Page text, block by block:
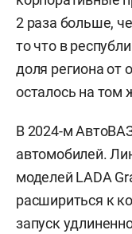
2 раза больше,
то что в
доля региона от
осталось на том
В 2024-м
автомобилей.
моделей LADA
расшириться к
запуск